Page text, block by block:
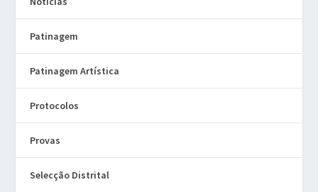
Patinagem
Patinagem Artística
Protocolos
Provas
Selecção Distrital